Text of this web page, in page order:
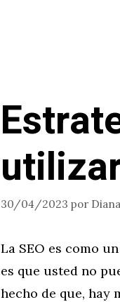
30/04/2023 por
La SEO es como
es que usted no
hecho de que, hay